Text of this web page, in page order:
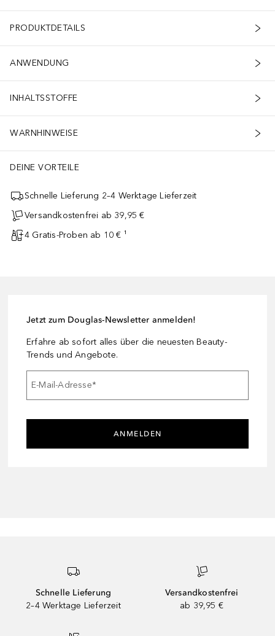
PRODUKTDETAILS
ANWENDUNG
INHALTSSTOFFE
WARNHINWEISE
DEINE VORTEILE
Schnelle Lieferung 2–4 Werktage Lieferzeit
Versandkostenfrei ab 39,95 €
4 Gratis-Proben ab 10 € ¹
Jetzt zum Douglas-Newsletter anmelden!
Erfahre ab sofort alles über die neuesten Beauty-
Trends und Angebote.
E-Mail-Adresse*
ANMELDEN
Schnelle Lieferung
2–4 Werktage Lieferzeit
Versandkostenfrei
ab 39,95 €